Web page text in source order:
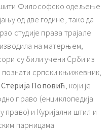
Философско одељење
од две године, тако да
студије права трајале
на матерњем,
су били учени Срби из
познати српски књижевник,
Поповић , који је
право (енциклопедија
и Куријални штил и
парницама